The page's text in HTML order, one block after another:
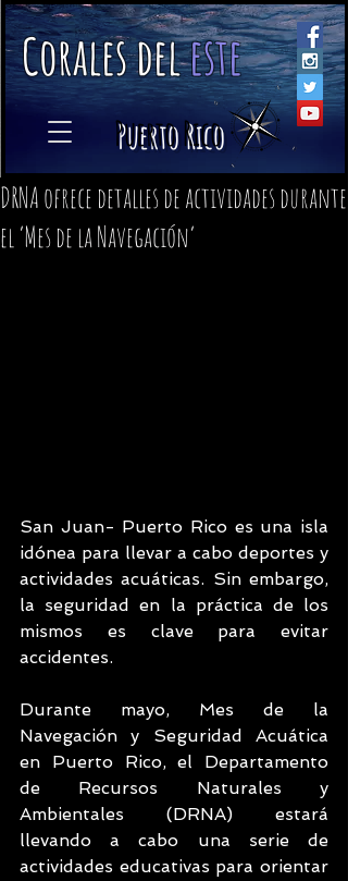
Coralesdeleste​
Puerto Rico
DRNA ofrece detalles de actividades durante
el ‘Mes de la Navegación’
San Juan- Puerto Rico es una isla
idónea para llevar a cabo deportes y
actividades acuáticas. Sin embargo,
la seguridad en la práctica de los
mismos es clave para evitar
accidentes.
Durante mayo, Mes de la
Navegación y Seguridad Acuática
en Puerto Rico, el Departamento
de Recursos Naturales y
Ambientales (DRNA) estará
llevando a cabo una serie de
actividades educativas para orientar